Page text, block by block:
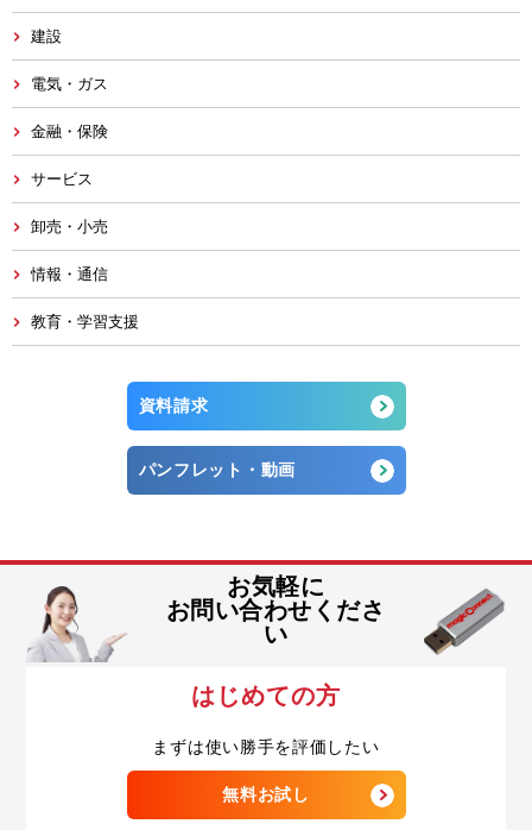
建設
電気・ガス
金融・保険
サービス
卸売・小売
情報・通信
教育・学習支援
資料請求
パンフレット・動画
お気軽に
お問い合わせくださ
い
はじめての方
まずは使い勝手を評価したい
無料お試し